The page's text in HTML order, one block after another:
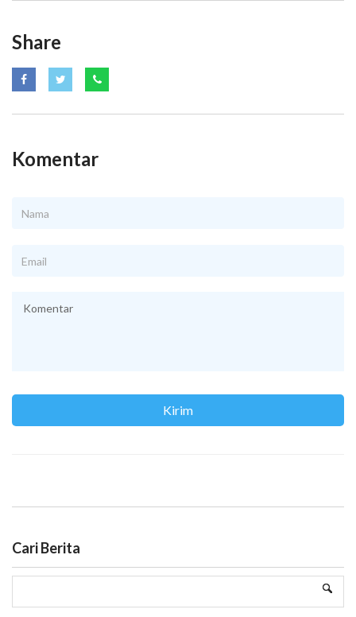
Share
Komentar
Cari Berita